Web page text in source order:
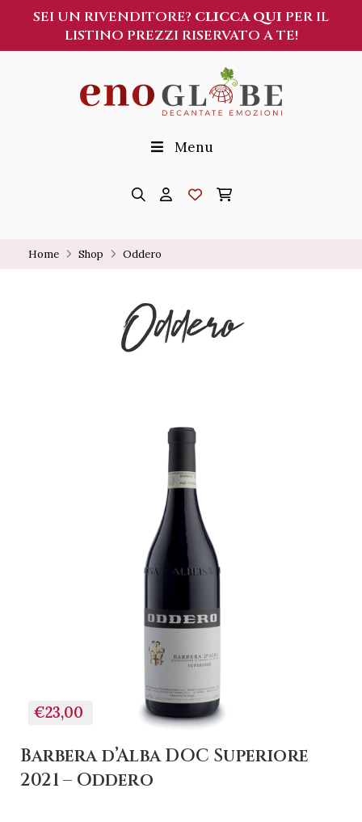
SEI UN RIVENDITORE? CLICCA QUI PER IL
LISTINO PREZZI RISERVATO A TE!
Menu
Home Shop Oddero
Oddero
€23,00
+ AGGIUNGI AL
Barbera d’Alba DOC Superiore
2021 – Oddero